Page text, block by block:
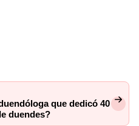
que dedicó 40
duendes?